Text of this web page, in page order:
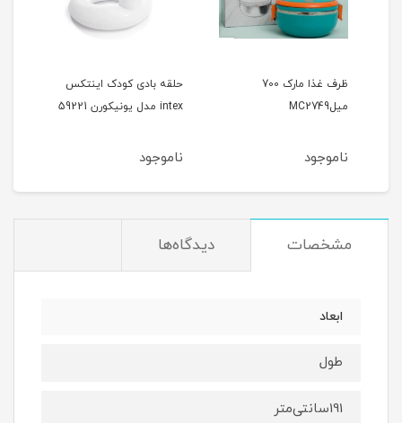
ظرف غذا مارک 700
میلMC2749
ناموجود
حلقه بادی کودک اینتکس
intex مدل یونیکورن 59221
ناموجود
مشخصات دیدگاه‌ها
ابعاد
طول
191سانتی‌متر